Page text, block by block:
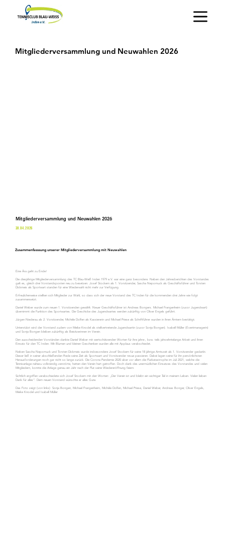
Mitgliederversammlung und Neuwahlen 2026
Mitgliederversammlung und Neuwahlen 2026
30.04.2026
Zusammenfasssung unserer Mitgliederversammlung mit Neuwahlen
Eine Ära geht zu Ende!
Die diesjährige Mitgliederversammlung des TC Blau-Weiß Inden 1979 e.V. war eine ganz besondere. Neben den Jahresberichten des Vorstandes
galt es, gleich drei Vorstandsposten neu zu besetzen. Josef Stockem als 1. Vorsitzender, Sascha Nepomuck als Geschäftsführer und Torsten
Dickmeis als Sportwart standen für eine Wiederwahl nicht mehr zur Verfügung.
Erfreulicherweise stellten sich Mitglieder zur Wahl, so dass sich der neue Vorstand des TC Inden für die kommenden drei Jahre wie folgt
zusammensetzt.
Daniel Weber wurde zum neuen 1. Vorsitzenden gewählt. Neuer Geschäftsführer ist Andreas Bongers. Michael Frangenheim (zuvor Jugendwart)
übernimmt die Funktion des Sportwartes. Die Geschicke des Jugendwartes werden zukünftig von Oliver Engels geführt.
Jürgen Niederau als 2. Vorsitzender, Michèle Dolfen als Kassiererin und Michael Priese als Schriftführer wurden in ihren Ämtern bestätigt.
Unterstützt wird der Vorstand zudem von Meike Knodel als stellvertretende Jugendwartin (zuvor Sonja Bongen). Isabell Müller (Eventmanagerin)
und Sonja Bongen bleiben zukünftig als Beisitzerinnen im Verein.
Den ausscheidenden Vorständen dankte Daniel Weber mit wertschätzenden Worten für ihre jahre-, bzw. teils jahrzehntelange Arbeit und ihren
Einsatz für den TC Inden. Mit Blumen und kleinen Geschenken wurden alle mit Applaus verabschiedet.
Neben Sascha Nepomuck und Torsten Dickmeis wurde insbesondere Josef Stockem für seine 18 jährige Amtszeit als 1. Vorsitzender gedankt.
Dieser ließ in seiner abschließenden Rede seine Zeit als Sportwart und Vorsitzender revue passieren. Dabei lagen seine für ihn persönlichsten
Herausforderungen noch gar nicht so lange zurück. Die Corona Pandemie 2020 aber vor allem die Flutkatastrophe im Juli 2021, welche die
Tennisanlage nahezu vollständig zerstörte, hatten den Verein hart getroffen. Doch dank des unermüdlichen Einsatzes des Vorstandes und vielen
Mitgliedern, konnte die Anlage genau ein Jahr nach der Flut seine Wiedereröffnung feiern.
Sichtlich ergriffen verabschiedete sich Josef Stockem mit den Worten: „Der Verein ist und bleibt ein wichtiger Teil in meinem Leben. Vielen lieben
Dank für alles“. Dem neuen Vorstand wünschte er alles Gute.
Das Foto zeigt (von links): Sonja Bongen, Michael Frangenheim, Michèle Dolfen, Michael Priese, Daniel Weber, Andreas Bonger, Oliver Engels,
Meike Knodel und Isabell Müller